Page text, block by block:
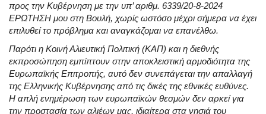
προς την Κυβέρνηση με την υπ’ αριθμ. 6339/20-8-2024
ΕΡΩΤΗΣΗ μου στη Βουλή, χωρίς ωστόσο μέχρι σήμερα να έχει
επιλυθεί το πρόβλημα και αναγκάζομαι να επανέλθω.
Παρότι η Κοινή Αλιευτική Πολιτική (ΚΑΠ) και η διεθνής
εκπροσώπηση εμπίπτουν στην αποκλειστική αρμοδιότητα της
Ευρωπαϊκής Επιτροπής, αυτό δεν συνεπάγεται την απαλλαγή
της Ελληνικής Κυβέρνησης από τις δικές της εθνικές ευθύνες.
Η απλή ενημέρωση των ευρωπαϊκών θεσμών δεν αρκεί για
την προστασία των αλιέων μας, ιδιαίτερα στα νησιά του